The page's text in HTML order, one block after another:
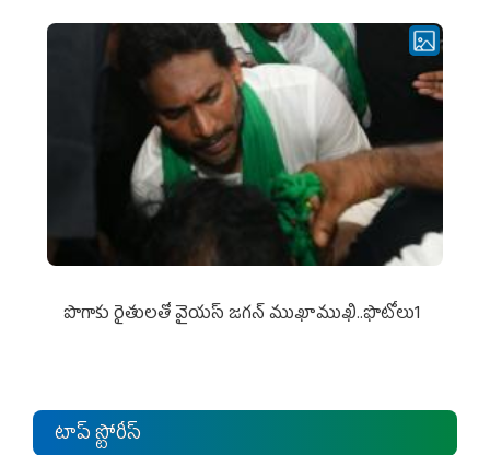
పొగాకు రైతుల‌తో వైయ‌స్ జ‌గ‌న్ ముఖాముఖి..ఫొటోలు1
టాప్ స్టోరీస్